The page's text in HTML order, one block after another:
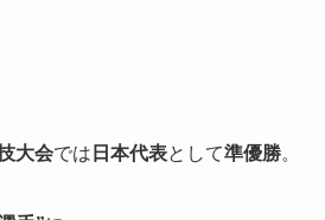
大会では 日本代表として準優勝。